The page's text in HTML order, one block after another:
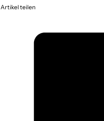
Artikel teilen